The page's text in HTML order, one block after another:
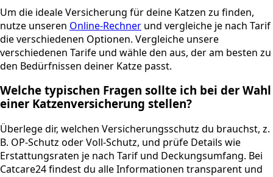
Um die ideale Versicherung für deine Katzen zu finden,
nutze unseren Online-Rechner und vergleiche je nach Tarif
die verschiedenen Optionen. Vergleiche unsere
verschiedenen Tarife und wähle den aus, der am besten zu
den Bedürfnissen deiner Katze passt.
Welche typischen Fragen sollte ich bei der Wahl
einer Katzenversicherung stellen?
Überlege dir, welchen Versicherungsschutz du brauchst, z.
B. OP-Schutz oder Voll-Schutz, und prüfe Details wie
Erstattungsraten je nach Tarif und Deckungsumfang. Bei
Catcare24 findest du alle Informationen transparent und